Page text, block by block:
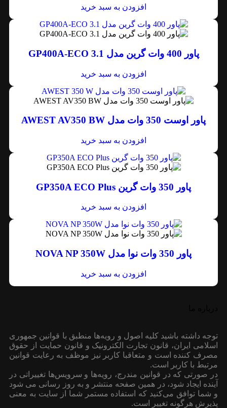
افزودن به سبد خرید
پاور 400 وات گرین مدل GP400A-ECO 3.1
افزودن به سبد خرید
پاور اوست 350 وات مدل AWEST AV350 BW
افزودن به سبد خرید
پاور 350 وات گرین GP350A ECO Plus
افزودن به سبد خرید
پاور 350 وات نوا مدل NOVA NP 350W
افزودن به سبد خرید
توجه داشته باشید کلیه اصول و رویه‏‌ها منطبق با قوانین جمهوری
اسلامی ایران، قانون تجارت الکترونیک و قانون حمایت از حقوق
مصرف کننده است و متعاقبا کاربر نیز موظف به رعایت قوانین
مرتبط با کاربر است.
در صورتی که در قوانین مندرج، رویه‏‌ها و سرویس‏‌ها تغییراتی در
آینده ایجاد شود، در همین صفحه منتشر و به روز رسانی می شود
و شما توافق می‏‌کنید که استفاده مستمر شما از سایت به معنی
پذیرش هرگونه تغییر است.